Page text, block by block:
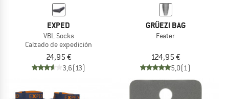
EXPED
VBL Socks
Calzado de expedición
24,95 €
3,6(13)
GRÜEZI BAG
Feater
124,95 €
5,0(1)